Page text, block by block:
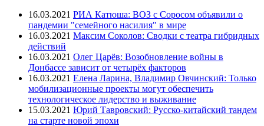
16.03.2021 РИА Катюша: ВОЗ с Соросом объявили о
пандемии "семейного насилия" в мире
16.03.2021 Максим Соколов: Сводки с театра гибридных
действий
16.03.2021 Олег Царёв: Возобновление войны в
Донбассе зависит от четырёх факторов
16.03.2021 Елена Ларина, Владимир Овчинский: Только
мобилизационные проекты могут обеспечить
технологическое лидерство и выживание
15.03.2021 Юрий Тавровский: Русско-китайский тандем
на старте новой эпохи